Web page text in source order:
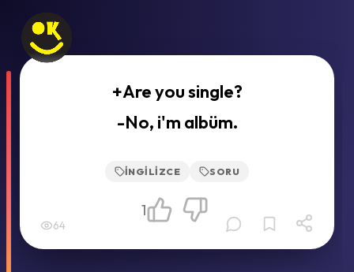
+Are you single?
-No, i'm albüm.
İNGILIZCE SORU
64
1